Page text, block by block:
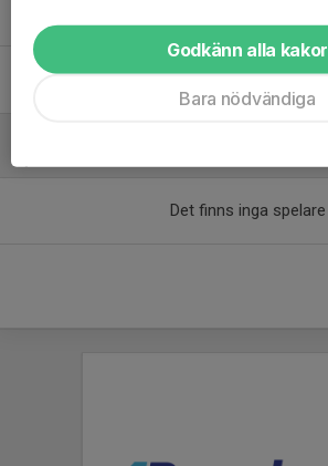
StreamTeam
Jonas Arrhenius
Det finns inga spelare
Godkänn alla kakor
Bara nödvändiga